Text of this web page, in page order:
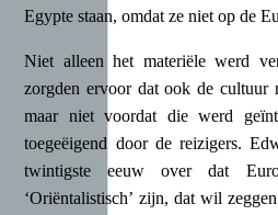
Egypte staan, omdat ze niet op de
Niet alleen het materiële werd
zorgden ervoor dat ook de cultuur
maar niet voordat die werd
toegeëigend door de reizigers.
twintigste eeuw over dat
‘Oriëntalistisch’ zijn, dat wil